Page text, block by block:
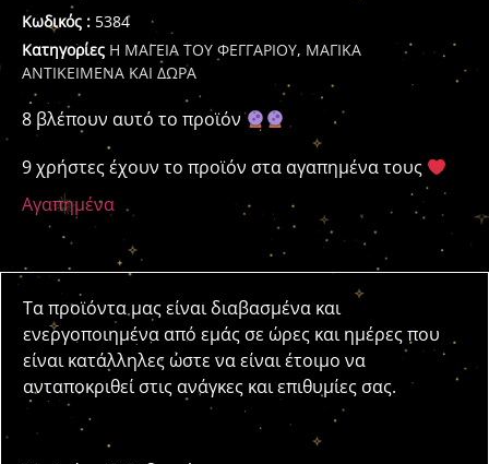
Κωδικός : 5384
Κατηγορίες Η ΜΑΓΕΙΑ ΤΟΥ ΦΕΓΓΑΡΙΟΥ, ΜΑΓΙΚΑ
ΑΝΤΙΚΕΙΜΕΝΑ ΚΑΙ ΔΩΡΑ
8 βλέπουν αυτό το προϊόν
9 χρήστες έχουν το προϊόν στα αγαπημένα τους
Αγαπημένα
Τα προϊόντα μας είναι διαβασμένα και
ενεργοποιημένα από εμάς σε ώρες και ημέρες που
είναι κατάλληλες ώστε να είναι έτοιμο να
ανταποκριθεί στις ανάγκες και επιθυμίες σας.